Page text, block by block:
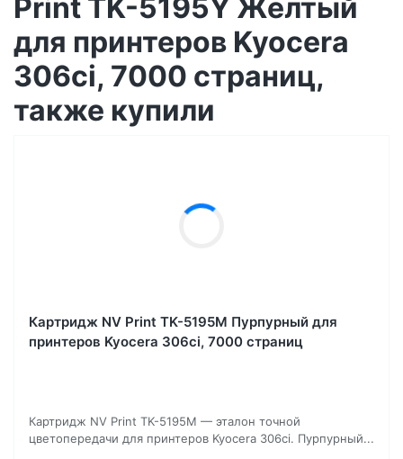
Print TK-5195Y Желтый
для принтеров Kyocera
306ci, 7000 страниц,
также купили
Картридж NV Print TK-5195M Пурпурный для
принтеров Kyocera 306ci, 7000 страниц
Картридж NV Print TK-5195M — эталон точной
цветопередачи для принтеров Kyocera 306ci. Пурпурный...